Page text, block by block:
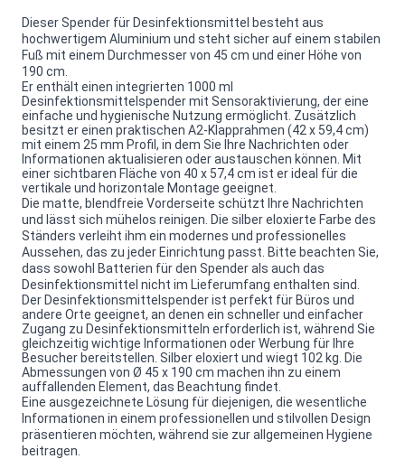
Dieser Spender für Desinfektionsmittel besteht aus
hochwertigem Aluminium und steht sicher auf einem stabilen
Fuß mit einem Durchmesser von 45 cm und einer Höhe von
190 cm.
Er enthält einen integrierten 1000 ml
Desinfektionsmittelspender mit Sensoraktivierung, der eine
einfache und hygienische Nutzung ermöglicht. Zusätzlich
besitzt er einen praktischen A2-Klapprahmen (42 x 59,4 cm)
mit einem 25 mm Profil, in dem Sie Ihre Nachrichten oder
Informationen aktualisieren oder austauschen können. Mit
einer sichtbaren Fläche von 40 x 57,4 cm ist er ideal für die
vertikale und horizontale Montage geeignet.
Die matte, blendfreie Vorderseite schützt Ihre Nachrichten
und lässt sich mühelos reinigen. Die silber eloxierte Farbe des
Ständers verleiht ihm ein modernes und professionelles
Aussehen, das zu jeder Einrichtung passt. Bitte beachten Sie,
dass sowohl Batterien für den Spender als auch das
Desinfektionsmittel nicht im Lieferumfang enthalten sind.
Der Desinfektionsmittelspender ist perfekt für Büros und
andere Orte geeignet, an denen ein schneller und einfacher
Zugang zu Desinfektionsmitteln erforderlich ist, während Sie
gleichzeitig wichtige Informationen oder Werbung für Ihre
Besucher bereitstellen. Silber eloxiert und wiegt 102 kg. Die
Abmessungen von Ø 45 x 190 cm machen ihn zu einem
auffallenden Element, das Beachtung findet.
Eine ausgezeichnete Lösung für diejenigen, die wesentliche
Informationen in einem professionellen und stilvollen Design
präsentieren möchten, während sie zur allgemeinen Hygiene
beitragen.